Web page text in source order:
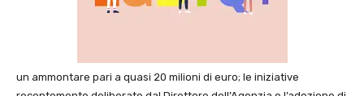
un ammontare pari a quasi 20 milioni di euro; le iniziative